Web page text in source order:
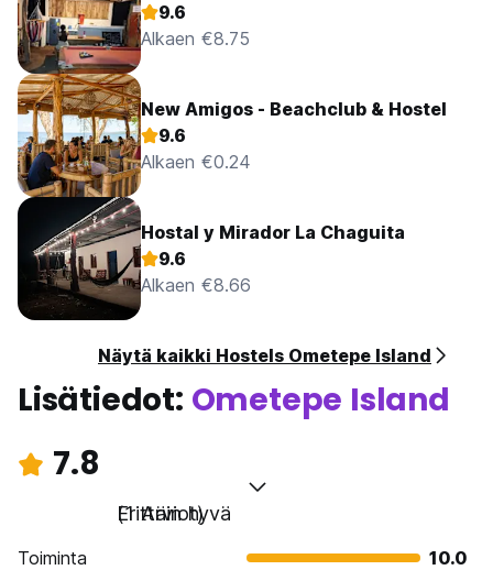
9.6
Alkaen €8.75
New Amigos - Beachclub & Hostel
9.6
Alkaen €0.24
Hostal y Mirador La Chaguita
9.6
Alkaen €8.66
Näytä kaikki Hostels Ometepe Island
Lisätiedot: Ometepe Island
7.8
Erittäin hyvä
(1 Arviot)
Toiminta
10.0